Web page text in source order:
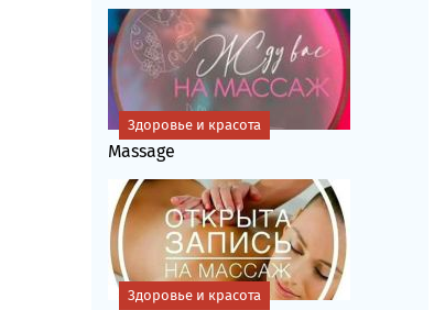
Massage
Здоровье и красота
Здоровье и красота